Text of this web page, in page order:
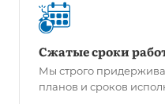
Сжатые сроки
Мы строго
планов и сроков